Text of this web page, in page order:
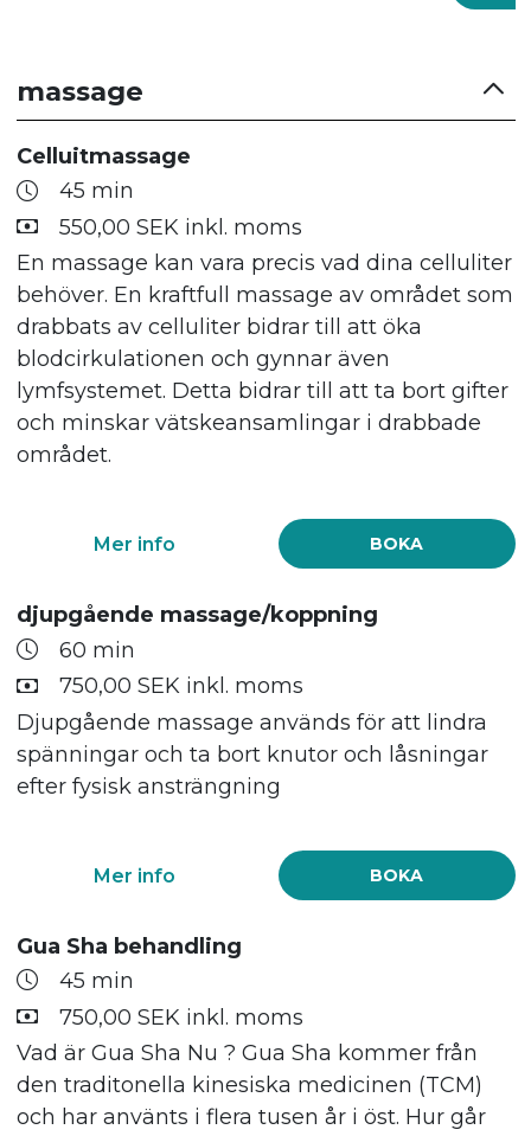
massage
Celluitmassage
45 min
550,00 SEK inkl. moms
En massage kan vara precis vad dina celluliter
behöver. En kraftfull massage av området som
drabbats av celluliter bidrar till att öka
blodcirkulationen och gynnar även
lymfsystemet. Detta bidrar till att ta bort gifter
och minskar vätskeansamlingar i drabbade
området.
BOKA
Mer info
djupgående massage/koppning
60 min
750,00 SEK inkl. moms
Djupgående massage används för att lindra
spänningar och ta bort knutor och låsningar
efter fysisk ansträngning
BOKA
Mer info
Gua Sha behandling
45 min
750,00 SEK inkl. moms
Vad är Gua Sha Nu ? Gua Sha kommer från
den traditonella kinesiska medicinen (TCM)
och har använts i flera tusen år i öst. Hur går